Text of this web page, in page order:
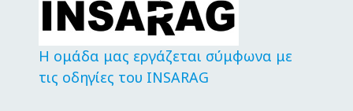
Η ομάδα μας εργάζεται σύμφωνα με
τις οδηγίες του INSARAG